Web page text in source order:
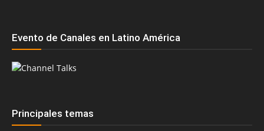
Evento de Canales en Latino América
Principales temas